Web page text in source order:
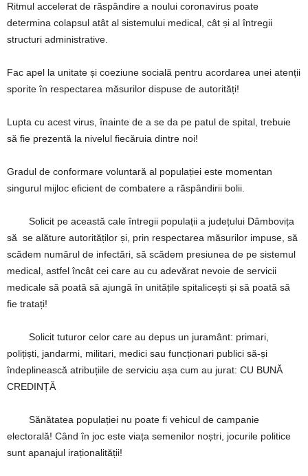
Ritmul accelerat de răspândire a noului coronavirus poate
determina colapsul atât al sistemului medical, cât și al întregii
structuri administrative.
Fac apel la unitate și coeziune socială pentru acordarea unei atenții
sporite în respectarea măsurilor dispuse de autorități!
Lupta cu acest virus, înainte de a se da pe patul de spital, trebuie
să fie prezentă la nivelul fiecăruia dintre noi!
Gradul de conformare voluntară al populației este momentan
singurul mijloc eficient de combatere a răspândirii bolii.
Solicit pe această cale întregii populații a județului Dâmbovița
să se alăture autorităților și, prin respectarea măsurilor impuse, să
scădem numărul de infectări, să scădem presiunea de pe sistemul
medical, astfel încât cei care au cu adevărat nevoie de servicii
medicale să poată să ajungă în unitățile spitalicești și să poată să
fie tratați!
Solicit tuturor celor care au depus un juramânt: primari,
polițiști, jandarmi, militari, medici sau funcționari publici să-și
îndeplinească atribuțiile de serviciu așa cum au jurat: CU BUNĂ
CREDINȚĂ
Sănătatea populației nu poate fi vehicul de campanie
electorală! Când în joc este viața semenilor noștri, jocurile politice
sunt apanajul iraționalității!